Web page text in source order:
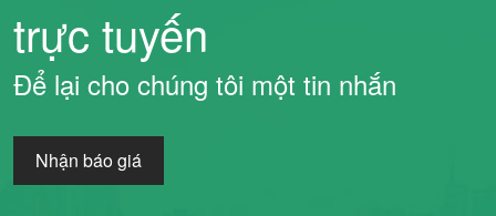
trực tuyến
Để lại cho chúng tôi một tin nhắn
Nhận báo giá